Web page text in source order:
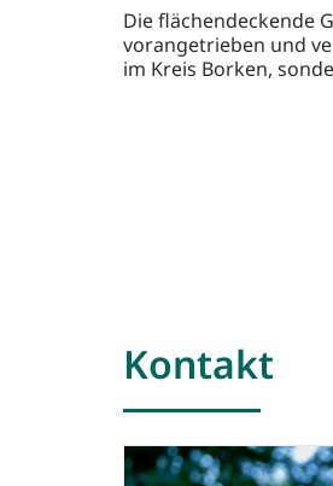
Die flächendeckende
vorangetrieben und
im Kreis Borken,
Kontakt